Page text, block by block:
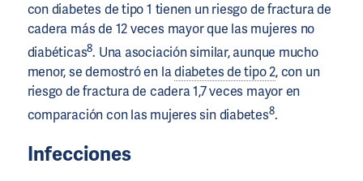
con diabetes de tipo 1 tienen un riesgo de fractura de
cadera más de 12 veces mayor que las mujeres no
diabéticas8. Una asociación similar, aunque mucho
menor, se demostró en ladiabetes de tipo 2, con un
riesgo de fractura de cadera 1,7 veces mayor en
comparación con las mujeres sin diabetes8.
Infecciones